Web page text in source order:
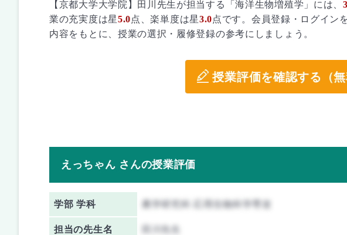
【京都大学大学院】田川先生が担当する「海洋生物増殖学」には、 3
業の充実度は星5.0点、楽単度は星3.0点です。会員登録・ログイン
内容をもとに、授業の選択・履修登録の参考にしましょう。
授業評価を確認する（無
えっちゃん さんの授業評価
学部 学科 農学研究科 応用生物科学専攻
担当の先生名